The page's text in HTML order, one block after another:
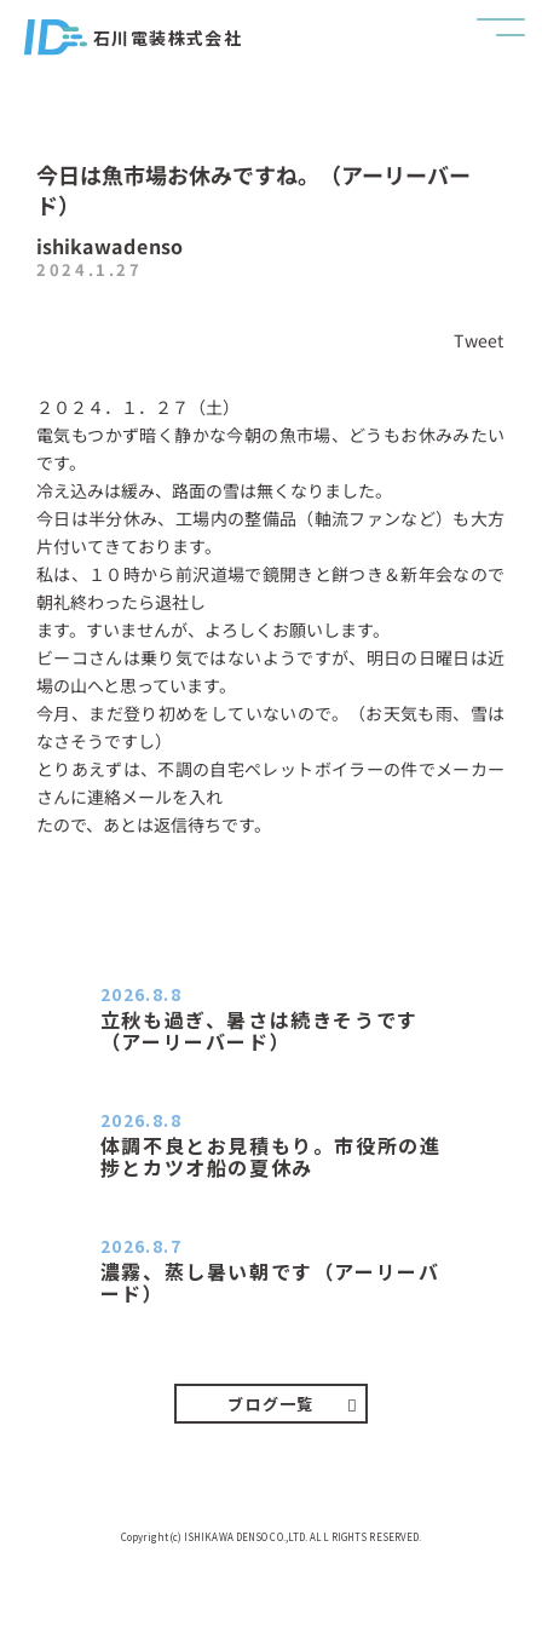
石川電装株式会社
今日は魚市場お休みですね。（アーリーバー
ド）
ishikawadenso
2024.1.27
Tweet
２０２４．１．２７（土）
電気もつかず暗く静かな今朝の魚市場、どうもお休みみたい
です。
冷え込みは緩み、路面の雪は無くなりました。
今日は半分休み、工場内の整備品（軸流ファンなど）も大方
片付いてきております。
私は、１０時から前沢道場で鏡開きと餅つき＆新年会なので
朝礼終わったら退社し
ます。すいませんが、よろしくお願いします。
ビーコさんは乗り気ではないようですが、明日の日曜日は近
場の山へと思っています。
今月、まだ登り初めをしていないので。（お天気も雨、雪は
なさそうですし）
とりあえずは、不調の自宅ペレットボイラーの件でメーカー
さんに連絡メールを入れ
たので、あとは返信待ちです。
立秋も過ぎ、暑さは続きそうです
（アーリーバード）
2026.8.8
体調不良とお見積もり。市役所の進
捗とカツオ船の夏休み
2026.8.8
濃霧、蒸し暑い朝です（アーリーバ
ード）
2026.8.7
ブログ一覧
Copyright(c) ISHIKAWA DENSO CO.,LTD. ALL RIGHTS RESERVED.